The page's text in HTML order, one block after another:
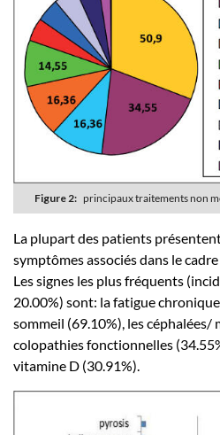
Figure 2: principaux traitements non
La plupart des patients
symptômes associés dans le
Les signes les plus fréquents
20.00%) sont: la fatigue
sommeil (69.10%), les céphalées/
colopathies fonctionnelles
vitamine D (30.91%).